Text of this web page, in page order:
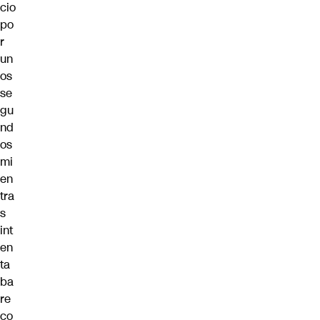
cio
po
r
un
os
se
gu
nd
os
mi
en
tra
s
int
en
ta
ba
re
co